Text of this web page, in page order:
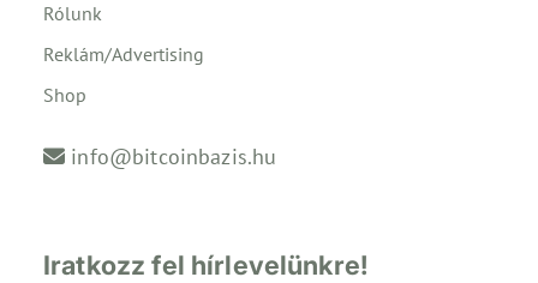
Rólunk
Reklám/Advertising
Shop
info@bitcoinbazis.hu
Iratkozz fel hírlevelünkre!